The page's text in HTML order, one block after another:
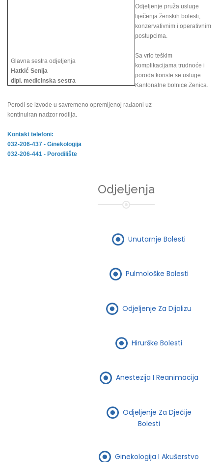
Glavna sestra odjeljenja
Hatkić Senija
dipl. medicinska sestra
Odjeljenje pruža usluge
liječenja ženskih bolesti,
konzervativnim i operativnim
postupcima.
Sa vrlo teškim
komplikacijama trudnoće i
poroda koriste se usluge
Kantonalne bolnice Zenica.
Porodi se izvode u savremeno opremljenoj rađaoni uz
kontinuiran nadzor rodilja.
Kontakt telefoni:
032-206-437 - Ginekologija
032-206-441 - Porodilište
Odjeljenja
Unutarnje Bolesti
Pulmološke Bolesti
Odjeljenje Za Dijalizu
Hirurške Bolesti
Anestezija I Reanimacija
Odjeljenje Za Dječije
Bolesti
Ginekologija I Akušerstvo